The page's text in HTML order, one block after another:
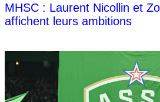
MHSC : Laurent Nicollin et
affichent leurs ambitions